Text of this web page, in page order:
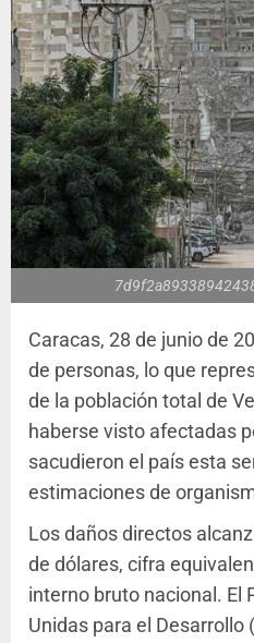
Caracas, 28 de junio de
de personas, lo que
de la población total de
haberse visto afectadas
sacudieron el país esta
estimaciones de
Los daños directos
de dólares, cifra
interno bruto nacional. El
Unidas para el Desarrollo